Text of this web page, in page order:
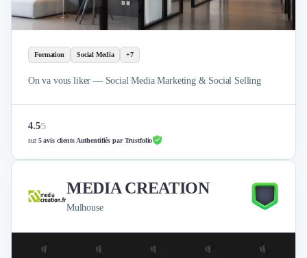
Formation Social Media +7
On va vous liker — Social Media Marketing & Social Selling
4.5/5
sur5 avis clients Authentifiés par Trustfolio
MEDIA CREATION
Mulhouse